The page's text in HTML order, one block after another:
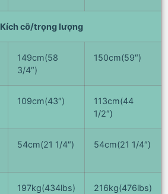
Kích cỡ/trọng lượng
149cm(58
3/4″)
150cm(59″)
109cm(43″)
113cm(44
1/2″)
54cm(21 1/4″) 54cm(21 1/4″)
197kg(434lbs) 216kg(476lbs)